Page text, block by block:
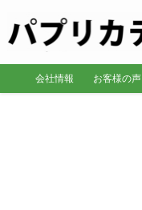
会社情報 お客様の声